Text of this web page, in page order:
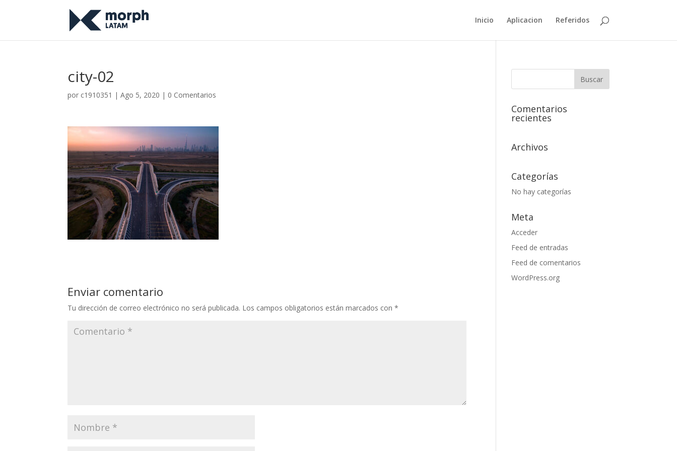
Inicio Aplicacion Referidos
city-02
por c1910351 |Ago 5, 2020 | 0 Comentarios
Enviar comentario
Tu dirección de correo electrónico no será publicada. Los campos obligatorios están marcados con*
Comentarios
recientes
Archivos
Categorías
No hay categorías
Meta
Acceder
Feed de entradas
Feed de comentarios
WordPress.org